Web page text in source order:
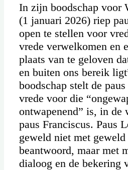
In zijn boodschap voor
(1 januari 2026) riep
open te stellen voor
vrede verwelkomen en
plaats van te geloven
en buiten ons bereik
boodschap stelt de
vrede voor die
ontwapenend” is, in de
paus Franciscus. Paus
geweld niet met
beantwoord, maar met
dialoog en de bekering